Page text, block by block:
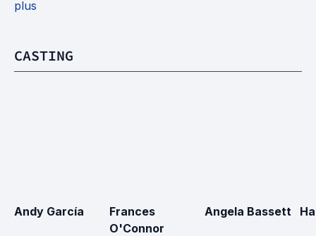
plus
CASTING
Andy García
Frances
O'Connor
Angela Bassett